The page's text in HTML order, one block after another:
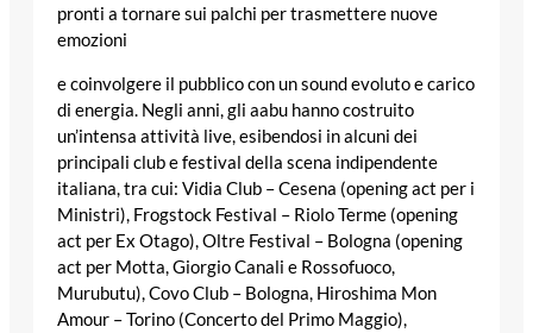
pronti a tornare sui palchi per trasmettere nuove
emozioni
e coinvolgere il pubblico con un sound evoluto e carico
di energia. Negli anni, gli aabu hanno costruito
un’intensa attività live, esibendosi in alcuni dei
principali club e festival della scena indipendente
italiana, tra cui: Vidia Club – Cesena (opening act per i
Ministri), Frogstock Festival – Riolo Terme (opening
act per Ex Otago), Oltre Festival – Bologna (opening
act per Motta, Giorgio Canali e Rossofuoco,
Murubutu), Covo Club – Bologna, Hiroshima Mon
Amour – Torino (Concerto del Primo Maggio),